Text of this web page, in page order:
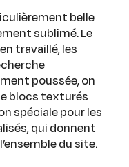
belle
sublimé. Le
travaillé, les
poussée, on
blocs texturés
spéciale pour les
qui donnent
du site.